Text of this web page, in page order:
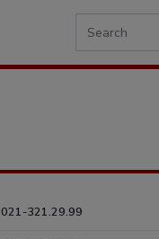
021-321.29.99